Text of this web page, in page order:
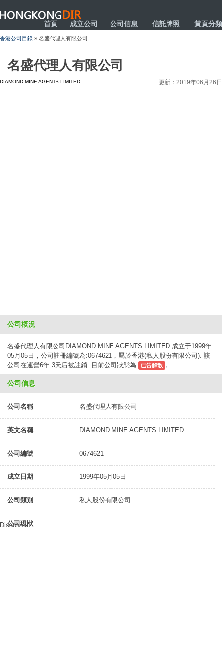
HONGKONGDIR
首頁 成立公司 公司信息 信託牌照 黃頁分類
香港公司目錄 » 名盛代理人有限公司
名盛代理人有限公司
DIAMOND MINE AGENTS LIMITED 更新：2019年06月26日
公司概況
名盛代理人有限公司DIAMOND MINE AGENTS LIMITED 成立于1999年
05月05日，公司註冊編號為:0674621，屬於香港(私人股份有限公司). 該
公司在運營6年 3天后被註銷. 目前公司狀態為
已告解散 。
公司信息
公司名稱 名盛代理人有限公司
英文名稱 DIAMOND MINE AGENTS LIMITED
公司編號 0674621
成立日期 1999年05月05日
公司類別 私人股份有限公司
公司現狀
Dissolved